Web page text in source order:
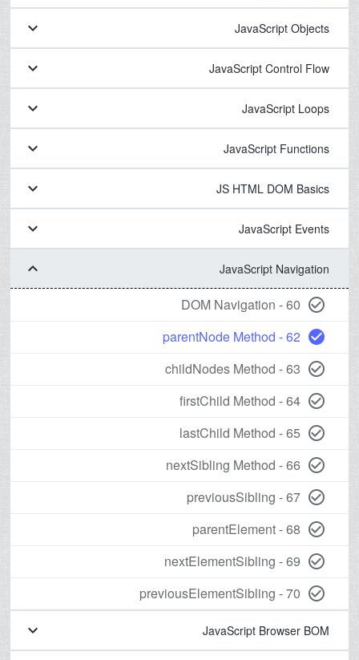
JavaScript Objects
keyboard_arrow_down
JavaScript Control Flow
keyboard_arrow_down
JavaScript Loops
keyboard_arrow_down
JavaScript Functions
keyboard_arrow_down
JS HTML DOM Basics
keyboard_arrow_down
JavaScript Events
keyboard_arrow_down
JavaScript Navigation
keyboard_arrow_down
check_circle_outline
60 - DOM Navigation
check_circle
62 - parentNode Method
check_circle_outline
63 - childNodes Method
check_circle_outline
64 - firstChild Method
check_circle_outline
65 - lastChild Method
check_circle_outline
66 - nextSibling Method
check_circle_outline
67 - previousSibling
check_circle_outline
68 - parentElement
check_circle_outline
69 - nextElementSibling
check_circle_outline
70 - previousElementSibling
JavaScript Browser BOM
keyboard_arrow_down